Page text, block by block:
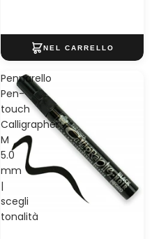
Pennarello
Pen-
touch
Calligrapher
M
5.0
mm
|
scegli
tonalità